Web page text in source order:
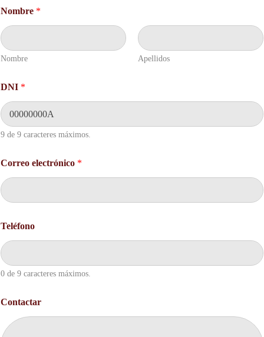
o
t
a
c
r
*
D
N
I
Nombre *
Nombre Apellidos
DNI *
9 de 9 caracteres máximos.
Correo electrónico *
Teléfono
0 de 9 caracteres máximos.
Contactar